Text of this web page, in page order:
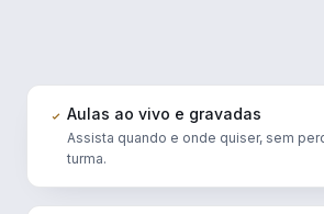
Aulas ao vivo e gravadas
Assista quando e onde quiser, sem
turma.